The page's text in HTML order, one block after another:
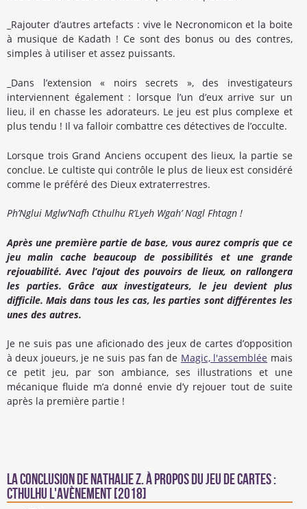
_Rajouter d’autres artefacts : vive le Necronomicon et la boite
à musique de Kadath ! Ce sont des bonus ou des contres,
simples à utiliser et assez puissants.
_Dans l’extension « noirs secrets », des investigateurs
interviennent également : lorsque l’un d’eux arrive sur un
lieu, il en chasse les adorateurs. Le jeu est plus complexe et
plus tendu ! Il va falloir combattre ces détectives de l’occulte.
Lorsque trois Grand Anciens occupent des lieux, la partie se
conclue. Le cultiste qui contrôle le plus de lieux est considéré
comme le préféré des Dieux extraterrestres.
Ph’Nglui Mglw’Nafh Cthulhu R’Lyeh Wgah’ Nagl Fhtagn !
Après une première partie de base, vous aurez compris que ce
jeu malin cache beaucoup de possibilités et une grande
rejouabilité. Avec l’ajout des pouvoirs de lieux, on rallongera
les parties. Grâce aux investigateurs, le jeu devient plus
difficile. Mais dans tous les cas, les parties sont différentes les
unes des autres.
Je ne suis pas une aficionado des jeux de cartes d’opposition
à deux joueurs, je ne suis pas fan de Magic, l'assemblée mais
ce petit jeu, par son ambiance, ses illustrations et une
mécanique fluide m’a donné envie d’y rejouer tout de suite
après la première partie !
La conclusion de Nathalie Z.à propos du Jeu de cartes :
Cthulhu l'avènement [2018]